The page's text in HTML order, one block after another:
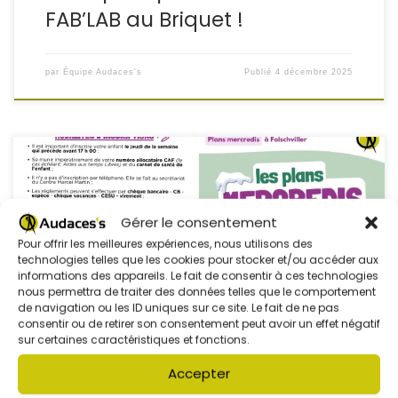
Gérer le consentement
Pour offrir les meilleures expériences, nous utilisons des
technologies telles que les cookies pour stocker et/ou accéder aux
informations des appareils. Le fait de consentir à ces technologies
nous permettra de traiter des données telles que le comportement
de navigation ou les ID uniques sur ce site. Le fait de ne pas
consentir ou de retirer son consentement peut avoir un effet négatif
sur certaines caractéristiques et fonctions.
Accepter
FAB’LAB au Briquet !
par Équipe Audaces's Publié4 décembre 2025
Plans Mercredis pour les enfants de 3 à 11 ans au Centre
Social Marcel Martin
Des activités variées, éducatives et
ludiques, dans un environnement bienveillant et sécurisé !
Au programme cette année :
École d’échecs
École
des robots
Ateliers FabLab (à […]